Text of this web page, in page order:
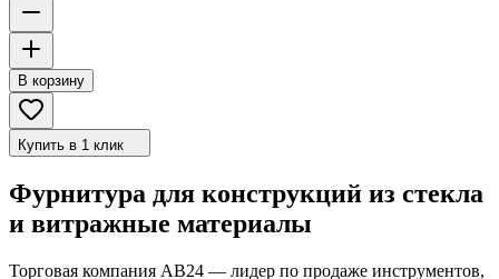
В корзину
Купить в 1 клик
Фурнитура для конструкций из стекла
и витражные материалы
Торговая компания АВ24 — лидер по продаже инструментов,